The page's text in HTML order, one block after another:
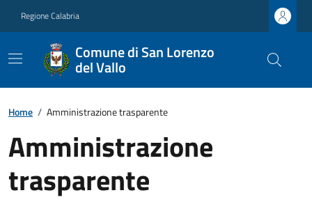
Regione Calabria
Comune di San Lorenzo
del Vallo
Home / Amministrazione trasparente
Amministrazione
trasparente